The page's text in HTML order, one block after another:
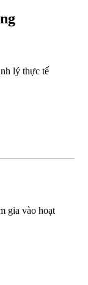
lý thực tế
gia vào hoạt